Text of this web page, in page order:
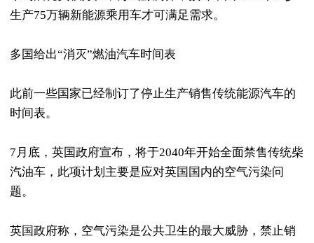
生产75万辆新能源乘用车才可满足需求。
多国给出“消灭”燃油汽车时间表
此前一些国家已经制订了停止生产销售传统能源汽车的
时间表。
7月底，英国政府宣布，将于2040年开始全面禁售传统柴
汽油车，此项计划主要是应对英国国内的空气污染问
题。
英国政府称，空气污染是公共卫生的最大威胁，禁止销